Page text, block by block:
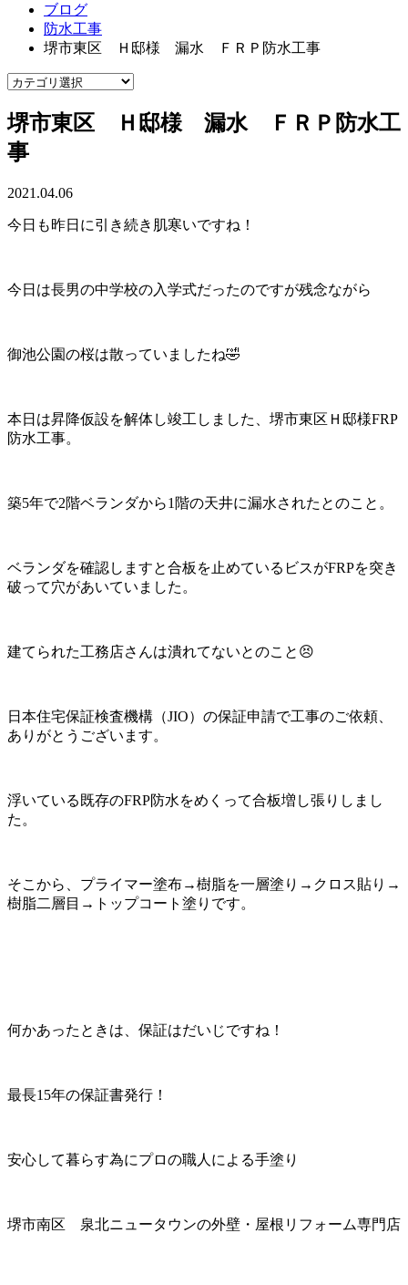
ブログ
防水工事
堺市東区 Ｈ邸様 漏水 ＦＲＰ防水工事
堺市東区 Ｈ邸様 漏水 ＦＲＰ防水工
事
2021.04.06
今日も昨日に引き続き肌寒いですね！
今日は長男の中学校の入学式だったのですが残念ながら
御池公園の桜は散っていましたね🤣
本日は昇降仮設を解体し竣工しました、堺市東区Ｈ邸様FRP
防水工事。
築5年で2階ベランダから1階の天井に漏水されたとのこと。
ベランダを確認しますと合板を止めているビスがFRPを突き
破って穴があいていました。
建てられた工務店さんは潰れてないとのこと😣
日本住宅保証検査機構（JIO）の保証申請で工事のご依頼、
ありがとうございます。
浮いている既存のFRP防水をめくって合板増し張りしまし
た。
そこから、プライマー塗布→樹脂を一層塗り→クロス貼り→
樹脂二層目→トップコート塗りです。
何かあったときは、保証はだいじですね！
最長15年の保証書発行！
安心して暮らす為にプロの職人による手塗り
堺市南区 泉北ニュータウンの外壁・屋根リフォーム専門店